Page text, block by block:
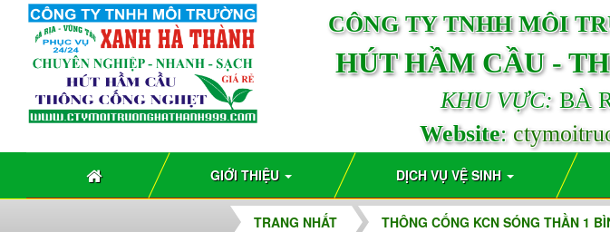
CÔNG TY TNHH MÔI
HÚT HẦM CẦU -
KHU VỰC:BÀ
Website:
GIỚI THIỆU DỊCH VỤ VỆ SINH
TRANG NHẤT THÔNG CỐNG KCN SÓNG THẦN 1